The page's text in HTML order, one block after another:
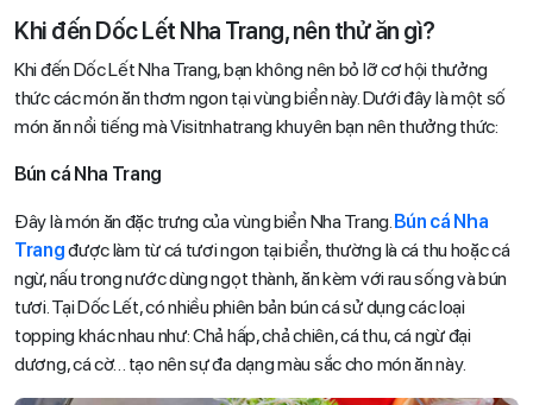
Khi đến Dốc Lết Nha Trang, nên thử ăn gì?
Khi đến Dốc Lết Nha Trang, bạn không nên bỏ lỡ cơ hội thưởng
thức các món ăn thơm ngon tại vùng biển này. Dưới đây là một số
món ăn nổi tiếng mà Visitnhatrang khuyên bạn nên thưởng thức:
Bún cá Nha Trang
Đây là món ăn đặc trưng của vùng biển Nha Trang. Bún cá Nha
Trangđược làm từ cá tươi ngon tại biển, thường là cá thu hoặc cá
ngừ, nấu trong nước dùng ngọt thành, ăn kèm với rau sống và bún
tươi. Tại Dốc Lết, có nhiều phiên bản bún cá sử dụng các loại
topping khác nhau như: Chả hấp, chả chiên, cá thu, cá ngừ đại
dương, cá cờ… tạo nên sự đa dạng màu sắc cho món ăn này.